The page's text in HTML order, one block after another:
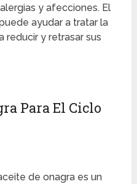
y afecciones. El
ayudar a tratar la
reducir y retrasar sus
Para El Ciclo
de onagra es un